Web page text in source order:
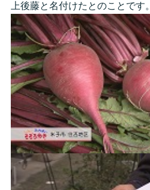
上後藤と名付けたとのことです。